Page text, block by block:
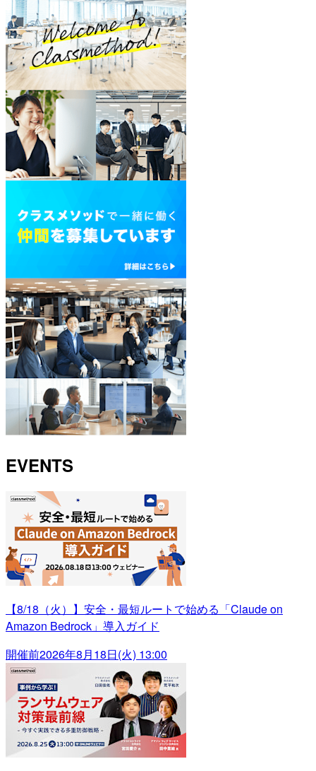
EVENTS
【8/18（火）】安全・最短ルートで始める「Claude on
Amazon Bedrock」導入ガイド
開催前2026年8月18日(火) 13:00